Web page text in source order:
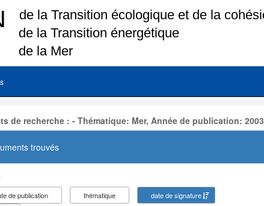
de recherche : - Thématique: Mer, Année de publication: 2003
trouvés
de publication thématique
date de signature